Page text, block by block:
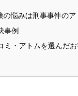
の悩みは刑事事件のア
事例
ミ・アトムを選んだ